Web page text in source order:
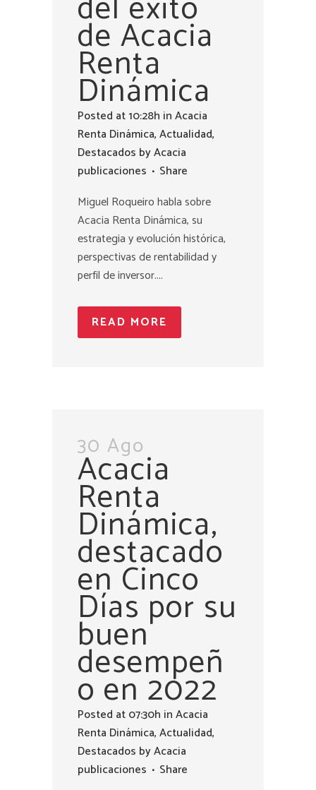
de Acacia
Renta
Dinámica
Posted at 10:28h inAcacia
Renta Dinámica,Actualidad,
Destacados byAcacia
publicaciones
Share
Miguel Roqueiro habla sobre
Acacia Renta Dinámica, su
estrategia y evolución histórica,
perspectivas de rentabilidad y
perfil de inversor....
READ MORE
30 Ago
Acacia
Renta
Dinámica,
destacado
en Cinco
Días por su
buen
desempeñ
o en 2022
Posted at 07:30h inAcacia
Renta Dinámica,Actualidad,
Destacados byAcacia
publicaciones
Share